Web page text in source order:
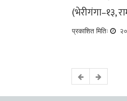
(भेरीगंगा–१३,
प्रकाशित मितिः